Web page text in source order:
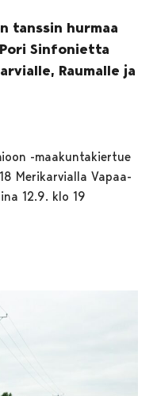
tanssin hurmaa
Sinfonietta
Raumalle ja
-maakuntakiertue
Merikarvialla Vapaa-
12.9. klo 19